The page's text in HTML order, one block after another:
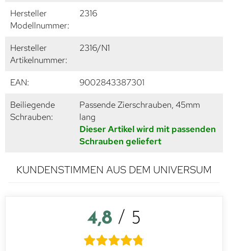
Hersteller
Modellnummer:
2316
Hersteller
Artikelnummer:
2316/N1
EAN:
9002843387301
Beiliegende
Schrauben:
Passende Zierschrauben, 45mm
lang
Dieser Artikel wird mit passenden
Schrauben geliefert
KUNDENSTIMMEN AUS DEM UNIVERSUM
4,8 / 5